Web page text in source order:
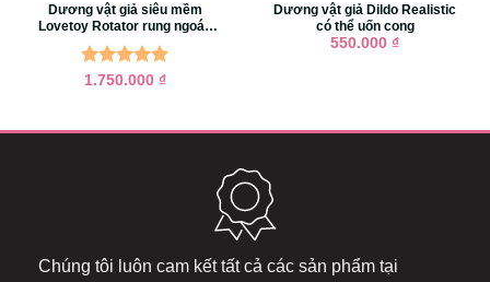
Dương vật giả siêu mềm
Lovetoy Rotator rung ngoáy
điều khiển xa
Được xếp
1.750.000 ₫
Dương vật giả Dildo Realistic
có thể uốn cong
550.000 ₫
Chúng tôi luôn cam kết tất cả các sản phẩm tại